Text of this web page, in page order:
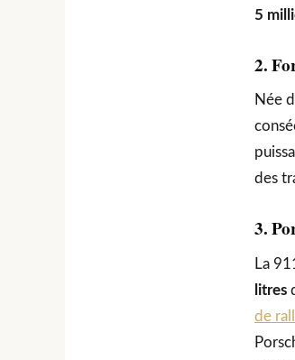
5
2.
Née
des
3.
La
litres
de